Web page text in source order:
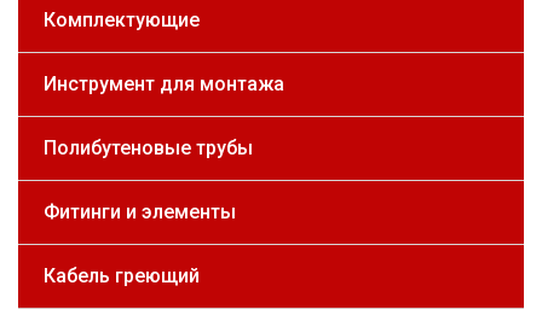
Комплектующие
Инструмент для монтажа
Полибутеновые трубы
Фитинги и элементы
Кабель греющий